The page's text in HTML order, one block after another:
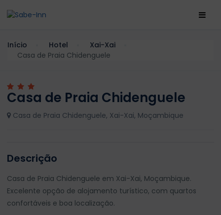
Início Hotel
Xai-Xai
Casa de Praia Chidenguele
Casa de Praia Chidenguele
Casa de Praia Chidenguele, Xai-Xai, Moçambique
Descrição
Casa de Praia Chidenguele em Xai-Xai, Moçambique.
Excelente opção de alojamento turístico, com quartos
confortáveis e boa localização.